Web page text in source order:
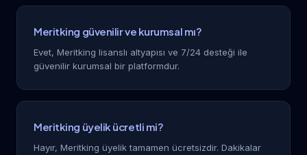
Meritking güvenilir ve kurumsal mı?
Evet, Meritking lisanslı altyapısı ve 7/24 desteği ile
güvenilir kurumsal bir platformdur.
Meritking üyelik ücretli mi?
Hayır, Meritking üyelik tamamen ücretsizdir. Dakikalar